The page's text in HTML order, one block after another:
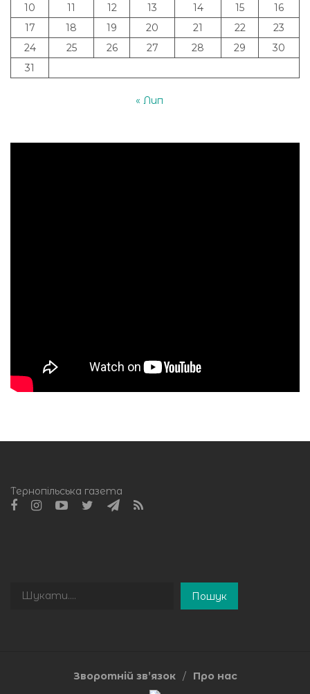
10
11 12 13 14 15
16
17
18 19 20 21 22
23
24
25 26 27 28 29
30
31
« Лип
Тернопільська газета
Пошук
Пошук
Зворотній зв’язок Про нас